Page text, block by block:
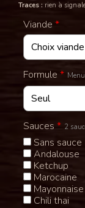
Traces : rien à
Viande *
Formule *
Sauces * 2
Sans sauce
Andalouse
Ketchup
Marocaine
Mayonnaise
Chili thai